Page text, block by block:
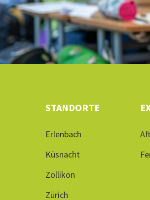
STANDORTE
Erlenbach
Küsnacht
Zollikon
Zürich